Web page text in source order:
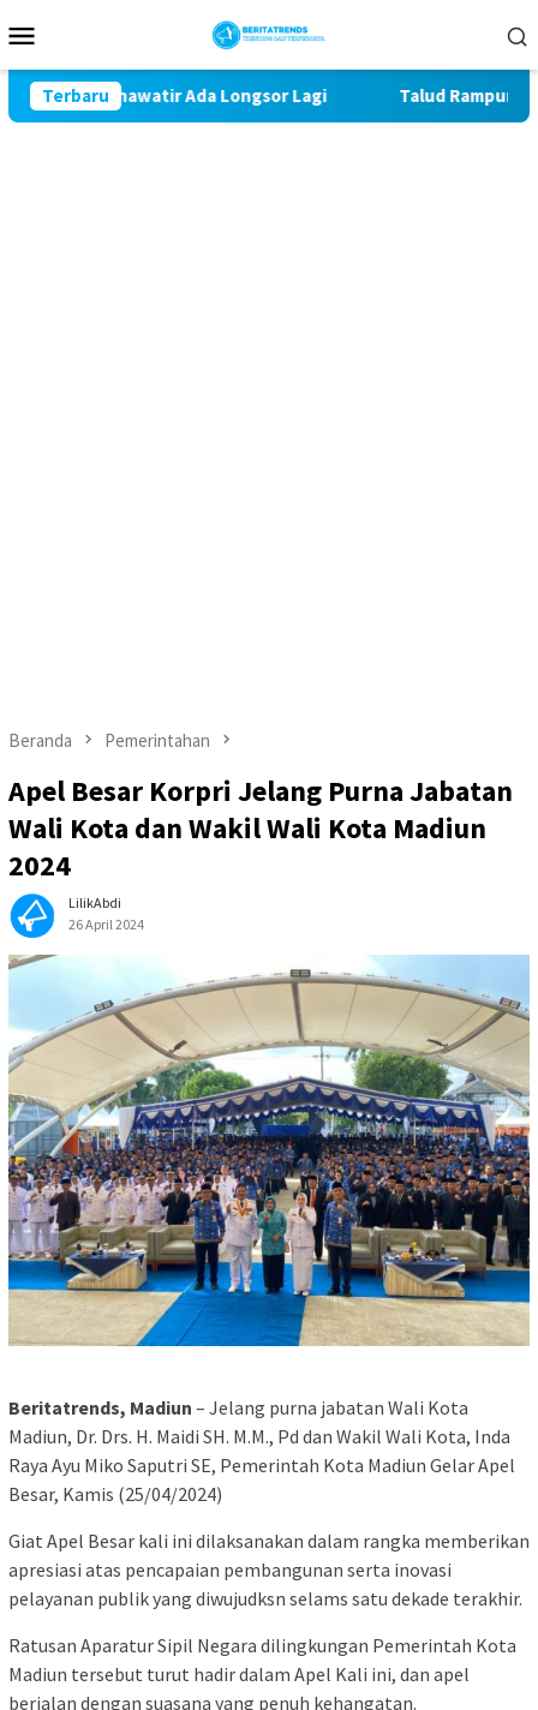
ke
Mobile
Terbaru
Khawatir Ada Longsor Lagi Talud Rampung, Satgas
Beranda Pemerintahan
Apel Besar Korpri Jelang Purna Jabatan
Wali Kota dan Wakil Wali Kota Madiun
2024
LilikAbdi
26 April 2024
Beritatrends, Madiun – Jelang purna jabatan Wali Kota
Madiun, Dr. Drs. H. Maidi SH. M.M., Pd dan Wakil Wali Kota, Inda
Raya Ayu Miko Saputri SE, Pemerintah Kota Madiun Gelar Apel
Besar, Kamis (25/04/2024)
Giat Apel Besar kali ini dilaksanakan dalam rangka memberikan
apresiasi atas pencapaian pembangunan serta inovasi
pelayanan publik yang diwujudksn selams satu dekade terakhir.
Ratusan Aparatur Sipil Negara dilingkungan Pemerintah Kota
Madiun tersebut turut hadir dalam Apel Kali ini, dan apel
berjalan dengan suasana yang penuh kehangatan.